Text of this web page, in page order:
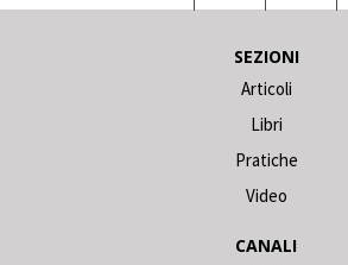
SEZIONI
Articoli
Libri
Pratiche
Video
CANALI